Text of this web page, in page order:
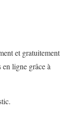
et gratuitement
en ligne grâce à